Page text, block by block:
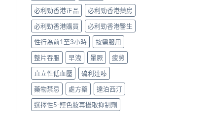
必利勁香港正品
必利勁香港藥房
必利勁香港購買
必利勁香港醫生
性行為前1至3小時
按需服用
整片吞服
早洩 暈厥
疲勞
直立性低血壓
硫利達嗪
藥物禁忌
處方藥
達泊西汀
選擇性5-羥色胺再攝取抑制劑